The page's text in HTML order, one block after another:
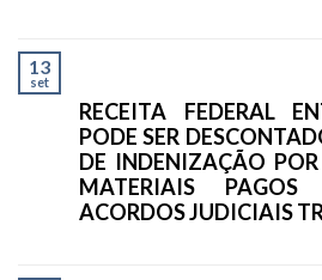
13
set
RECEITA FEDERAL
PODE SER
DE INDENIZAÇÃO
MATERIAIS
ACORDOS JUDICIAIS